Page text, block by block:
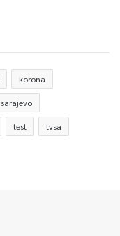
korona
sarajevo
test tvsa